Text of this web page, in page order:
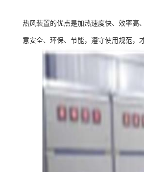
热风装置的优点是加热速度快、效率高
意安全、环保、节能，遵守使用规范，